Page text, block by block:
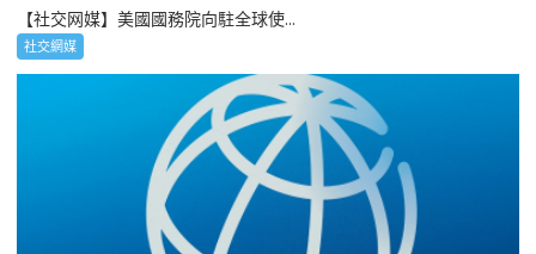
【社交网媒】美國國務院向駐全球使...
社交網媒